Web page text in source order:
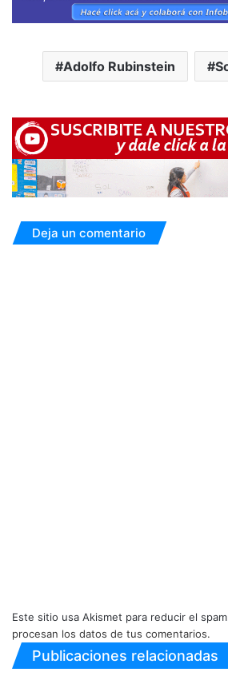
Adolfo Rubinstein
Deja un comentario
Este sitio usa Akismet para reducir el
procesan los datos de tus comentarios.
Publicaciones relacionadas